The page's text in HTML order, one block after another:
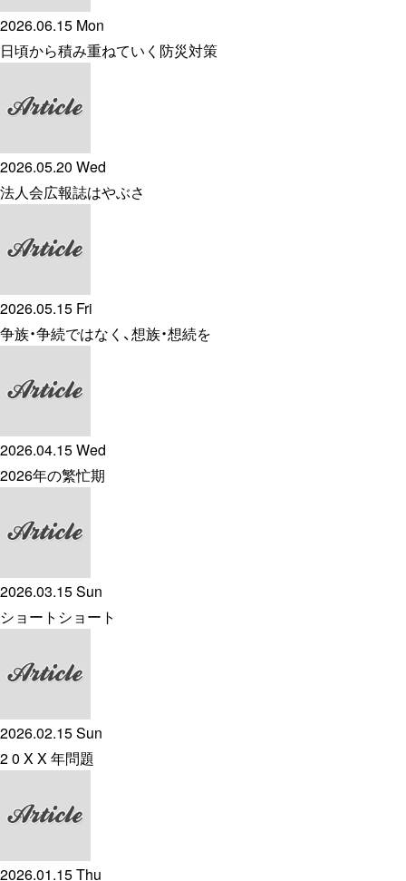
2026.06.15 Mon
日頃から積み重ねていく防災対策
2026.05.20 Wed
法人会広報誌はやぶさ
2026.05.15 Fri
争族・争続ではなく、想族・想続を
2026.04.15 Wed
2026年の繁忙期
2026.03.15 Sun
ショートショート
2026.02.15 Sun
2 0 X X 年問題
2026.01.15 Thu